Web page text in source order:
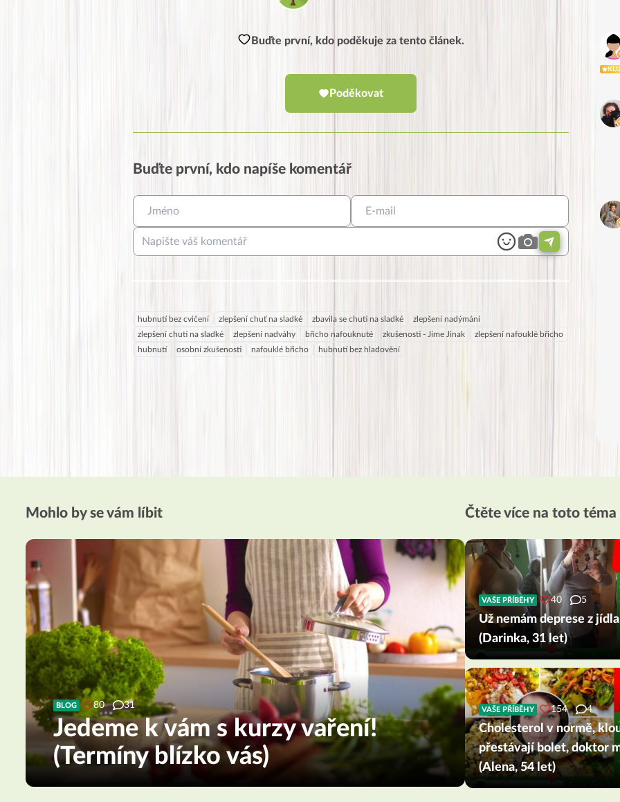
Buďte první, kdo poděkuje za tento článek.
Poděkovat
Buďte první, kdo napíše komentář
hubnutí bez cvičení zlepšení chuť na sladké zbavila se chuti na sladké
zlepšení nadýmání
zlepšení chuti na sladké
zlepšení nadváhy břicho nafouknuté zkušenosti - Jíme Jinak
zlepšení nafouklé břicho
hubnutí
osobní zkušenosti nafouklé břicho hubnutí bez hladovění
Mohlo by se vám líbit
BLOG 80 31
Jedeme k vám s kurzy vaření!
(Termíny blízko vás)
Čtěte více na toto téma
VAŠE PŘÍBĚHY 40 5
Už nemám deprese z jídla
(Darinka, 31 let)
VAŠE PŘÍBĚHY 154 4
Cholesterol v normě,
přestávají bolet, doktor
(Alena, 54 let)